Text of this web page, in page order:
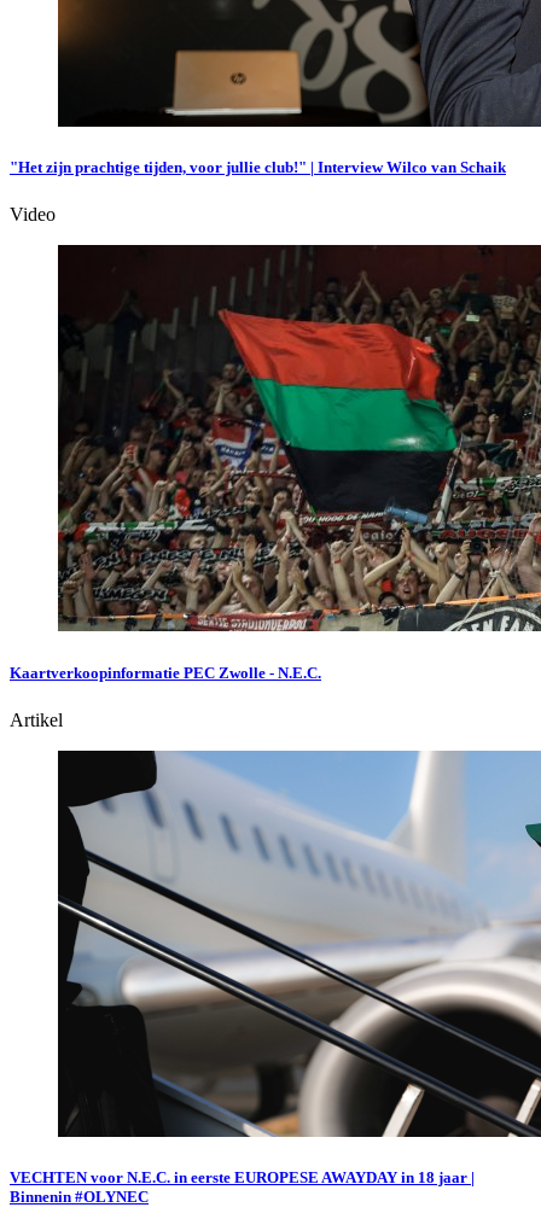
"Het zijn prachtige tijden, voor jullie club!" | Interview Wilco van Schaik
Video
Kaartverkoopinformatie PEC Zwolle - N.E.C.
Artikel
VECHTEN voor N.E.C. in eerste EUROPESE AWAYDAY in 18 jaar |
Binnenin #OLYNEC